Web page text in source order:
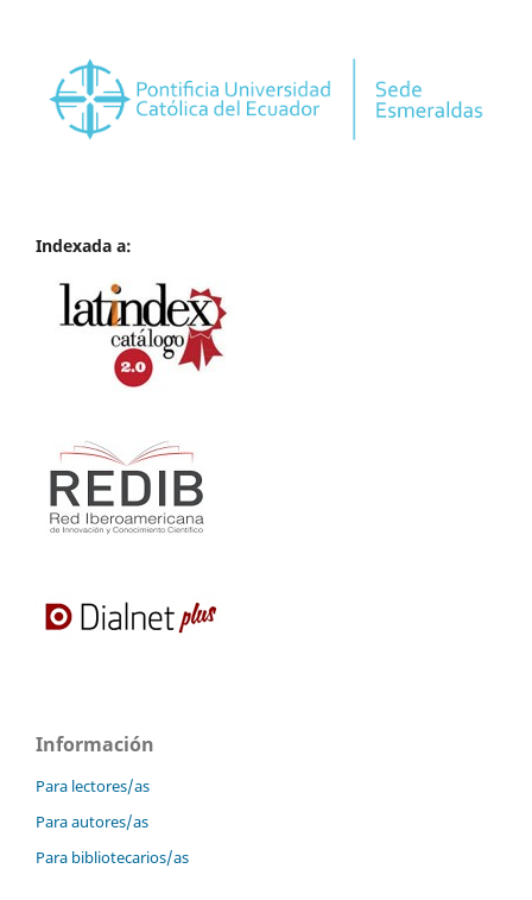
Indexada a:
Información
Para lectores/as
Para autores/as
Para bibliotecarios/as